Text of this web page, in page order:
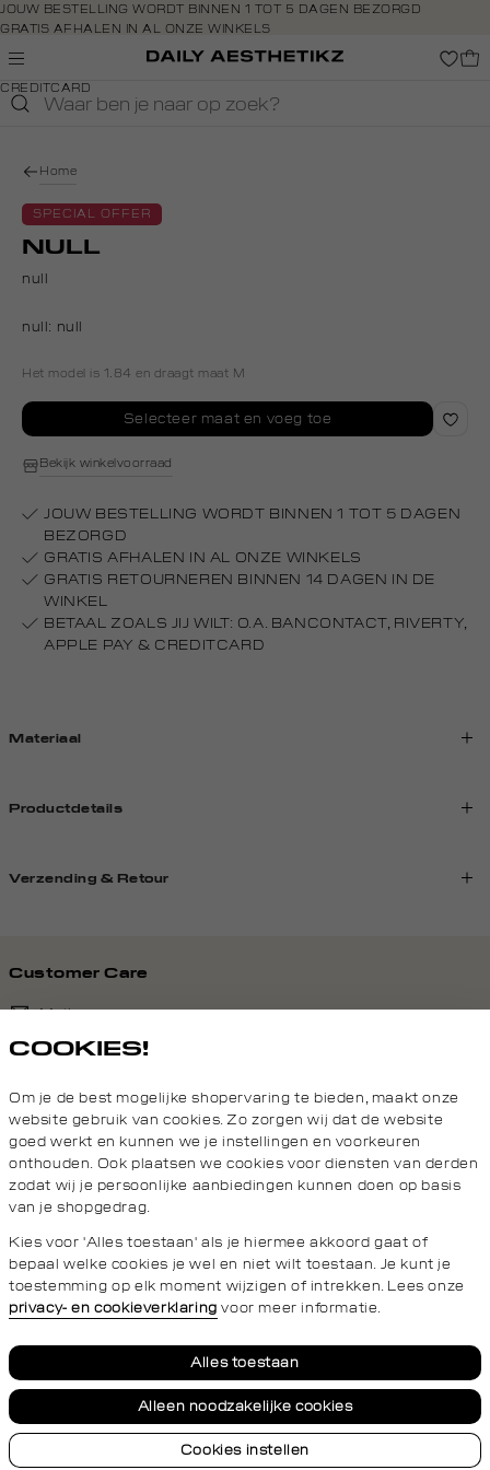
Navigeer
direct naar
de
Open de
direct
footer
JOUW BESTELLING WORDT BINNEN 1 TOT 5 DAGEN BEZORGD
GRATIS AFHALEN IN AL ONZE WINKELS
GRATIS RETOURNEREN BINNEN 14 DAGEN IN DE WINKEL
BETAAL ZOALS JIJ WILT: O.A. BANCONTACT, RIVERTY, APPLE PAY &
CREDITCARD
Home
SPECIAL OFFER
NULL
null
null: null
Het model is 1.84 en draagt maat M
Selecteer maat en voeg toe
Bekijk winkelvoorraad
JOUW BESTELLING WORDT BINNEN 1 TOT 5 DAGEN
BEZORGD
GRATIS AFHALEN IN AL ONZE WINKELS
GRATIS RETOURNEREN BINNEN 14 DAGEN IN DE
WINKEL
BETAAL ZOALS JIJ WILT: O.A. BANCONTACT, RIVERTY,
APPLE PAY & CREDITCARD
Materiaal
Productdetails
Verzending & Retour
Customer Care
Mail ons
Van maandag t/m vrijdag van 8.30 uur tot 18.00 uur.
Service
Privacy- en cookieverklaringAlgemene Voorwaarden
© 2026 Daily Aesthetikz Alle Rechten Voorbehouden
COOKIES!
Om je de best mogelijke shopervaring te bieden, maakt onze
website gebruik van cookies. Zo zorgen wij dat de website
goed werkt en kunnen we je instellingen en voorkeuren
onthouden. Ook plaatsen we cookies voor diensten van derden
zodat wij je persoonlijke aanbiedingen kunnen doen op basis
van je shopgedrag.
Kies voor 'Alles toestaan' als je hiermee akkoord gaat of
bepaal welke cookies je wel en niet wilt toestaan. Je kunt je
toestemming op elk moment wijzigen of intrekken. Lees onze
privacy- en cookieverklaring voor meer informatie.
Alles toestaan
Alleen noodzakelijke cookies
Cookies instellen